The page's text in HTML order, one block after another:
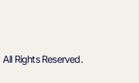
Rights Reserved.